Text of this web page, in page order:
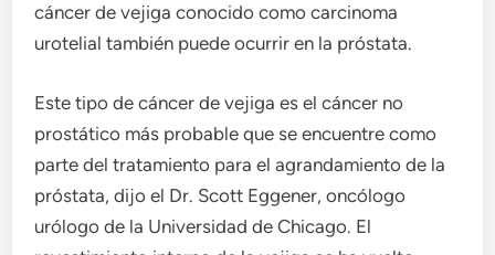
cáncer de vejiga conocido como carcinoma
urotelial también puede ocurrir en la próstata.
Este tipo de cáncer de vejiga es el cáncer no
prostático más probable que se encuentre como
parte del tratamiento para el agrandamiento de la
próstata, dijo el Dr. Scott Eggener, oncólogo
urólogo de la Universidad de Chicago. El